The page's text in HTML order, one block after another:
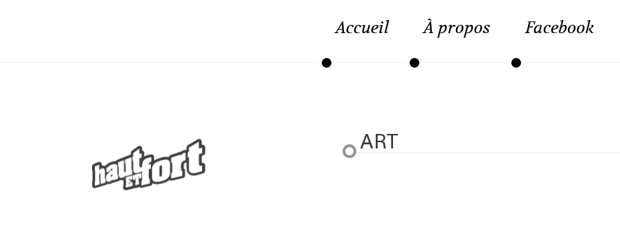
Accueil À propos Facebook
ART